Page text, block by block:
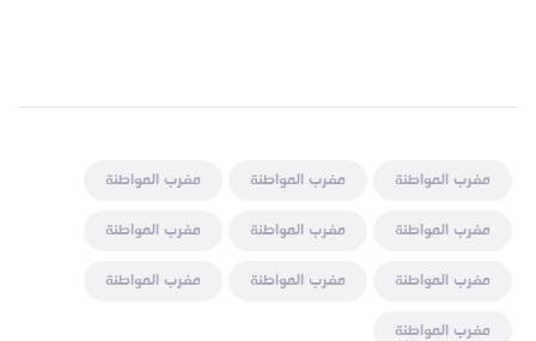
مغرب المواطنة مغرب المواطنة
مغرب المواطنة
مغرب المواطنة
مغرب المواطنة
مغرب المواطنة
مغرب المواطنة
مغرب المواطنة
مغرب المواطنة
مغرب المواطنة